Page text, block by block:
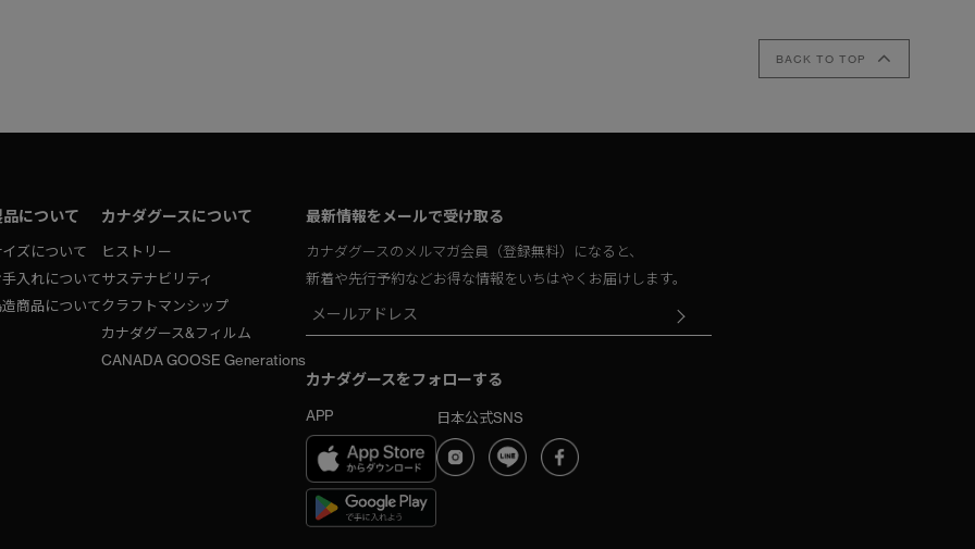
BACK TO TOP
品について
イズについて
手入れについて
商品について
カナダグースについて
ヒストリー
サステナビリティ
クラフトマンシップ
カナダグース&フィルム
CANADA GOOSE Generations
最新情報をメールで受け取る
カナダグースのメルマガ会員（登録無料）になると、
新着や先行予約などお得な情報をいちはやくお届けします。
カナダグースをフォローする
APP 日本公式SNS